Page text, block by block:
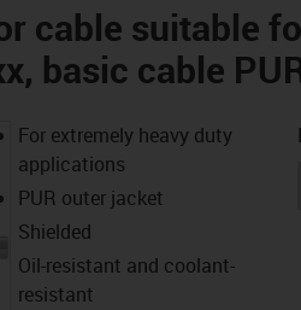
cable suitable
basic cable
For extremely heavy duty
applications
PUR outer jacket
Shielded
Oil-resistant and coolant-
resistant